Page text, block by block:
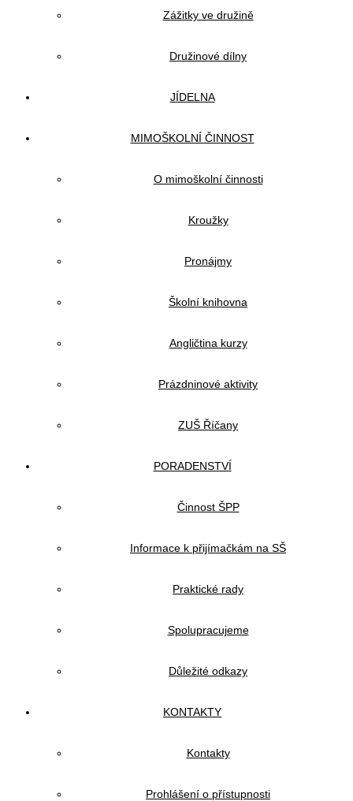
Zážitky ve družině
Družinové dílny
JÍDELNA
MIMOŠKOLNÍ ČINNOST
O mimoškolní činnosti
Kroužky
Pronájmy
Školní knihovna
Angličtina kurzy
Prázdninové aktivity
ZUŠ Říčany
PORADENSTVÍ
Činnost ŠPP
Informace k přijímačkám na SŠ
Praktické rady
Spolupracujeme
Důležité odkazy
KONTAKTY
Kontakty
Prohlášení o přístupnosti